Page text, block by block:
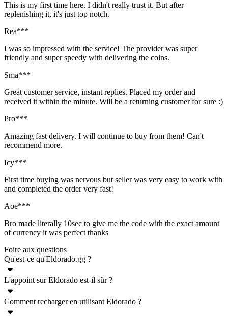
This is my first time here. I didn't really trust it. But after
replenishing it, it's just top notch.
Rea***
I was so impressed with the service! The provider was super
friendly and super speedy with delivering the coins.
Sma***
Great customer service, instant replies. Placed my order and
received it within the minute. Will be a returning customer for sure :)
Pro***
Amazing fast delivery. I will continue to buy from them! Can't
recommend more.
Icy***
First time buying was nervous but seller was very easy to work with
and completed the order very fast!
Aoe***
Bro made literally 10sec to give me the code with the exact amount
of currency it was perfect thanks
Foire aux questions
Qu'est-ce qu'Eldorado.gg ?
Eldorado.gg est une plateforme en ligne proposant une grande
variété de produits liés aux jeux vidéo : devises, comptes, objets,
services de boosting et recharges. De nombreux jeux populaires sont
L'appoint sur Eldorado est-il sûr ?
Oui, les recharges pour n'importe quel jeu listé sur Eldorado.gg sont
Comment recharger en utilisant Eldorado ?